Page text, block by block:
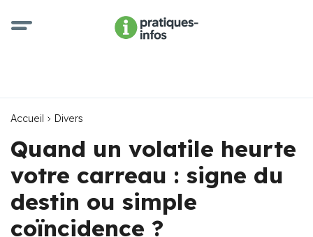
Accueil Divers
Quand un volatile heurte
votre carreau : signe du
destin ou simple
coïncidence ?